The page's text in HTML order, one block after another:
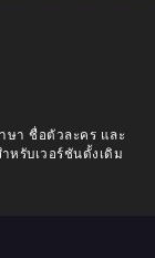
ษา ชื่อตัวละคร และ
หรับเวอร์ชันดั้งเดิม